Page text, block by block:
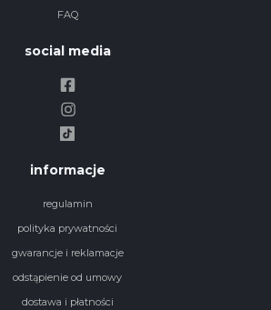
FAQ
social media
informacje
regulamin
polityka prywatności
gwarancje i reklamacje
odstąpienie od umowy
dostawa i płatności